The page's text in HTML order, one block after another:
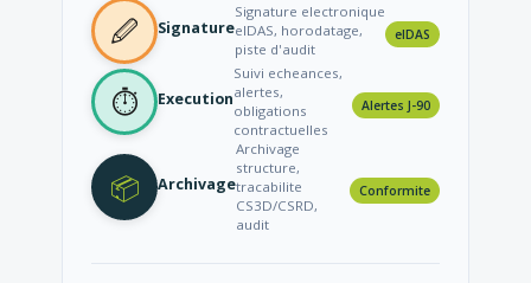
🖉 Signature
Signature electronique
eIDAS, horodatage,
piste d'audit
eIDAS
⏱ Execution
Suivi echeances,
alertes,
obligations
contractuelles
Alertes J-90
📦 Archivage
Archivage
structure,
tracabilite
CS3D/CSRD,
audit
Conformite